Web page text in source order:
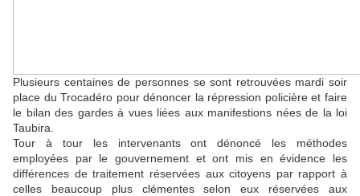
Plusieurs centaines de personnes se sont retrouvées mardi soir
place du Trocadéro pour dénoncer la répression policière et faire
le bilan des gardes à vues liées aux manifestions nées de la loi
Taubira.
Tour à tour les intervenants ont dénoncé les méthodes
employées par le gouvernement et ont mis en évidence les
différences de traitement réservées aux citoyens par rapport à
celles beaucoup plus clémentes selon eux réservées aux